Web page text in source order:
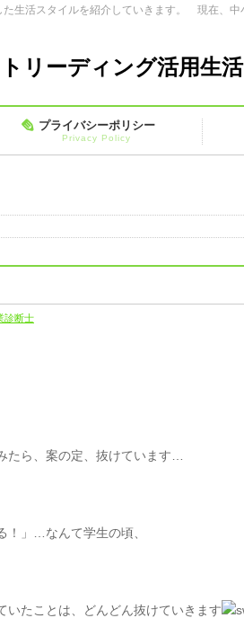
生活スタイルを紹介していきます。 現在、中
リーディング活用生
プライバシーポリシー
Privacy Policy
診断士
たら、案の定、抜けています…
！」…なんて学生の頃、
いたことは、どんどん抜けていきます